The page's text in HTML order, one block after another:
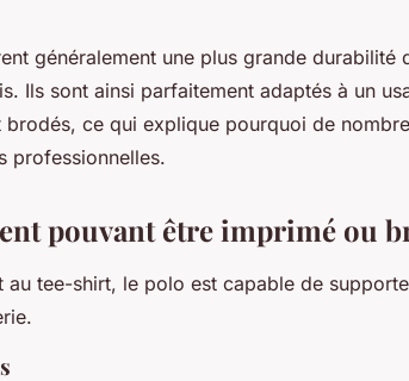
généralement une plus grande durabilité
Ils sont ainsi parfaitement adaptés à un
ce qui explique pourquoi de
professionnelles.
pouvant être imprimé ou
au tee-shirt, le polo est capable de